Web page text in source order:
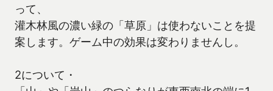
って、
灌木林風の濃い緑の「草原」は使わないことを提
案します。ゲーム中の効果は変わりませんし。
2について・